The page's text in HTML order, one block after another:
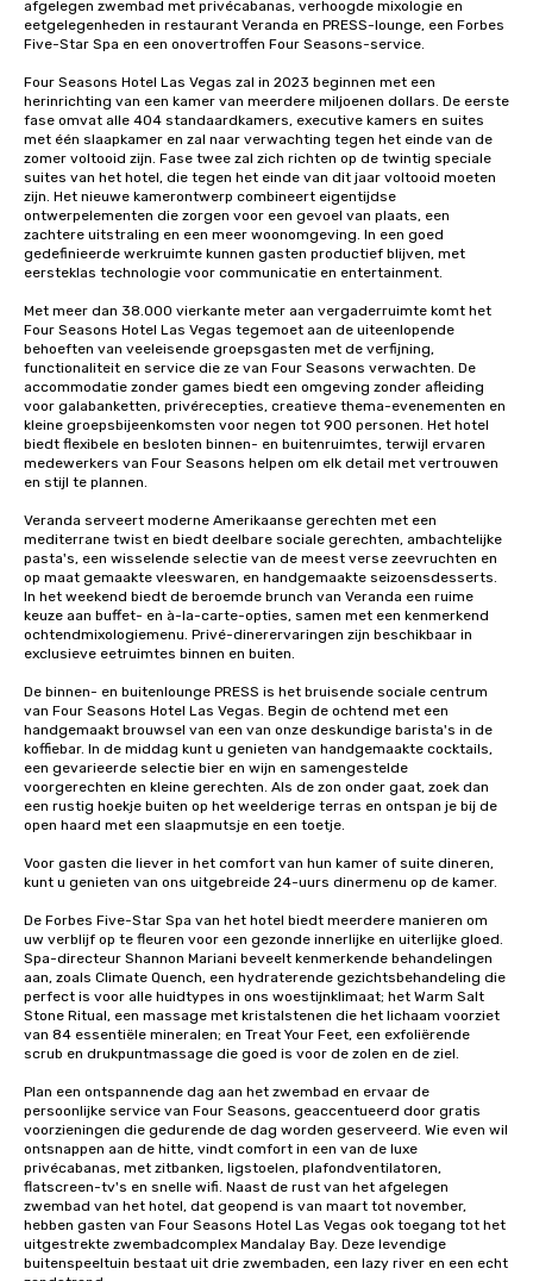
afgelegen zwembad met privécabanas, verhoogde mixologie en
eetgelegenheden in restaurant Veranda en PRESS-lounge, een Forbes
Five-Star Spa en een onovertroffen Four Seasons-service.
Four Seasons Hotel Las Vegas zal in 2023 beginnen met een
herinrichting van een kamer van meerdere miljoenen dollars. De eerste
fase omvat alle 404 standaardkamers, executive kamers en suites
met één slaapkamer en zal naar verwachting tegen het einde van de
zomer voltooid zijn. Fase twee zal zich richten op de twintig speciale
suites van het hotel, die tegen het einde van dit jaar voltooid moeten
zijn. Het nieuwe kamerontwerp combineert eigentijdse
ontwerpelementen die zorgen voor een gevoel van plaats, een
zachtere uitstraling en een meer woonomgeving. In een goed
gedefinieerde werkruimte kunnen gasten productief blijven, met
eersteklas technologie voor communicatie en entertainment.
Met meer dan 38.000 vierkante meter aan vergaderruimte komt het
Four Seasons Hotel Las Vegas tegemoet aan de uiteenlopende
behoeften van veeleisende groepsgasten met de verfijning,
functionaliteit en service die ze van Four Seasons verwachten. De
accommodatie zonder games biedt een omgeving zonder afleiding
voor galabanketten, privérecepties, creatieve thema-evenementen en
kleine groepsbijeenkomsten voor negen tot 900 personen. Het hotel
biedt flexibele en besloten binnen- en buitenruimtes, terwijl ervaren
medewerkers van Four Seasons helpen om elk detail met vertrouwen
en stijl te plannen.
Veranda serveert moderne Amerikaanse gerechten met een
mediterrane twist en biedt deelbare sociale gerechten, ambachtelijke
pasta's, een wisselende selectie van de meest verse zeevruchten en
op maat gemaakte vleeswaren, en handgemaakte seizoensdesserts.
In het weekend biedt de beroemde brunch van Veranda een ruime
keuze aan buffet- en à-la-carte-opties, samen met een kenmerkend
ochtendmixologiemenu. Privé-dinerervaringen zijn beschikbaar in
exclusieve eetruimtes binnen en buiten.
De binnen- en buitenlounge PRESS is het bruisende sociale centrum
van Four Seasons Hotel Las Vegas. Begin de ochtend met een
handgemaakt brouwsel van een van onze deskundige barista's in de
koffiebar. In de middag kunt u genieten van handgemaakte cocktails,
een gevarieerde selectie bier en wijn en samengestelde
voorgerechten en kleine gerechten. Als de zon onder gaat, zoek dan
een rustig hoekje buiten op het weelderige terras en ontspan je bij de
open haard met een slaapmutsje en een toetje.
Voor gasten die liever in het comfort van hun kamer of suite dineren,
kunt u genieten van ons uitgebreide 24-uurs dinermenu op de kamer.
De Forbes Five-Star Spa van het hotel biedt meerdere manieren om
uw verblijf op te fleuren voor een gezonde innerlijke en uiterlijke gloed.
Spa-directeur Shannon Mariani beveelt kenmerkende behandelingen
aan, zoals Climate Quench, een hydraterende gezichtsbehandeling die
perfect is voor alle huidtypes in ons woestijnklimaat; het Warm Salt
Stone Ritual, een massage met kristalstenen die het lichaam voorziet
van 84 essentiële mineralen; en Treat Your Feet, een exfoliërende
scrub en drukpuntmassage die goed is voor de zolen en de ziel.
Plan een ontspannende dag aan het zwembad en ervaar de
persoonlijke service van Four Seasons, geaccentueerd door gratis
voorzieningen die gedurende de dag worden geserveerd. Wie even wil
ontsnappen aan de hitte, vindt comfort in een van de luxe
privécabanas, met zitbanken, ligstoelen, plafondventilatoren,
flatscreen-tv's en snelle wifi. Naast de rust van het afgelegen
zwembad van het hotel, dat geopend is van maart tot november,
hebben gasten van Four Seasons Hotel Las Vegas ook toegang tot het
uitgestrekte zwembadcomplex Mandalay Bay. Deze levendige
buitenspeeltuin bestaat uit drie zwembaden, een lazy river en een echt